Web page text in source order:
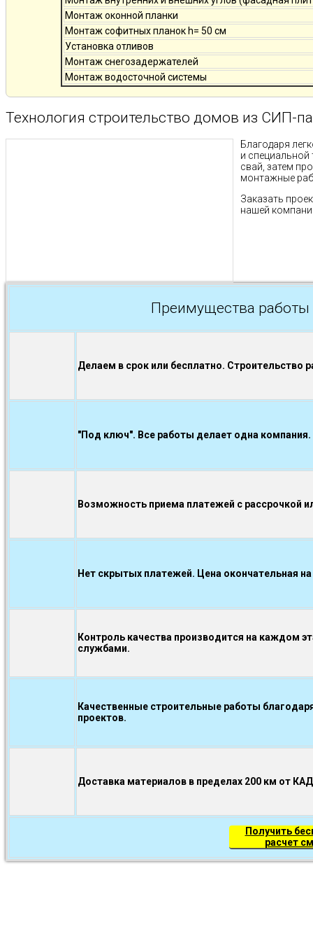
Монтаж оконной планки
Монтаж софитных планок h= 50 см
Установка отливов
Монтаж снегозадержателей
Монтаж водосточной системы
Технология строительство домов из СИП-
Благодаря
и специальной
свай, затем
монтажные
Заказать
нашей
Преимущества
Делаем в срок или бесплатно. Строительство
"Под ключ". Все работы делает одна компания.
Возможность приема платежей с рассрочкой
Нет скрытых платежей. Цена окончательная
Контроль качества производится на каждом
службами.
Качественные строительные работы
проектов.
Доставка материалов в пределах 200 км от
Получить
расчет